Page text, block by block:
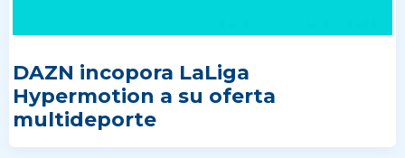
DAZN incopora LaLiga
Hypermotion a su oferta
multideporte